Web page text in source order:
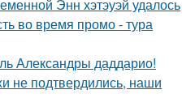
Энн хэтэуэй удалось
во время промо - тура
Александры даддарио!
не подтвердились, наши